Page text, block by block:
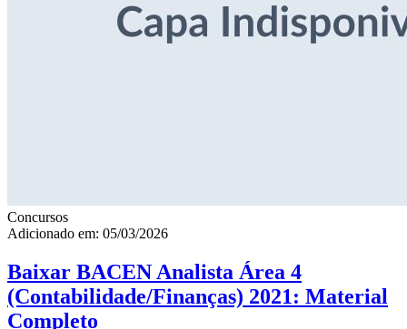
Concursos
Adicionado em: 05/03/2026
Baixar BACEN Analista Área 4
(Contabilidade/Finanças) 2021: Material
Completo